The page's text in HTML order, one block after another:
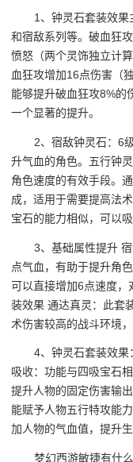
1、钟灵石套装效
和宿敌系列等。破血狂
愤怒（两个灵饰独立计
血狂攻增加16点伤害（
能够提升破血狂攻8%的
一个显著的提升。
2、宿敌钟灵石：6
升气血的角色。五行钟
角色速度的有效手段。
成，适用于需要提高法
宝石的能力相似，可以
3、基础属性提升
点气血，有助于提升角
可以直接增加6点速度，
装效果 通达真灵：此套
术伤害较高的战斗环境
4、钟灵石套装效
吸收：功能与四吸宝石
提升人物的固定伤害输
能赋予人物五行特攻能
加人物的气血值，提升生
梦幻西游敏捷有什